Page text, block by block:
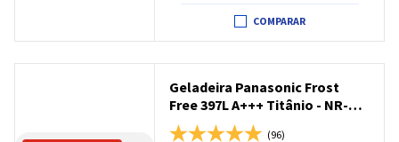
COMPARAR
Geladeira Panasonic Frost
Free 397L A+++ Titânio - NR-
BB41PV1T
(96)